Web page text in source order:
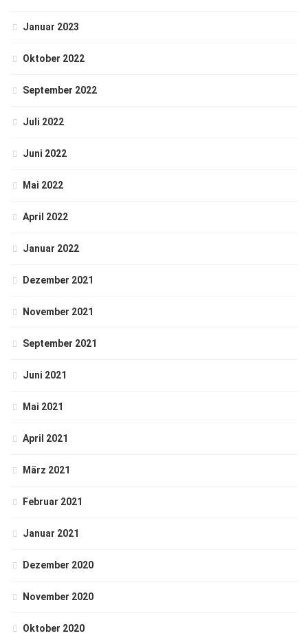
Januar 2023
Oktober 2022
September 2022
Juli 2022
Juni 2022
Mai 2022
April 2022
Januar 2022
Dezember 2021
November 2021
September 2021
Juni 2021
Mai 2021
April 2021
März 2021
Februar 2021
Januar 2021
Dezember 2020
November 2020
Oktober 2020